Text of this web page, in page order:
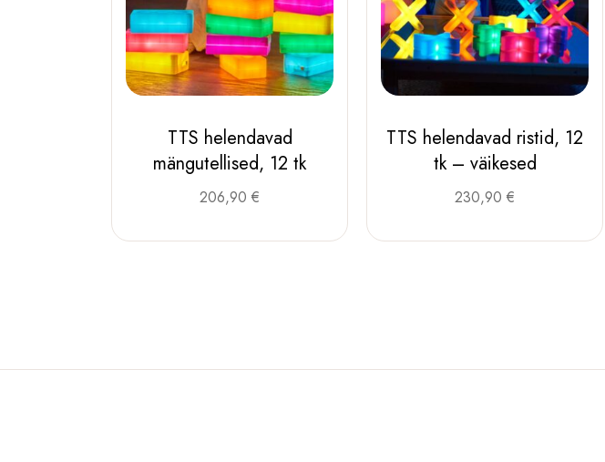
TTS helendavad
mängutellised, 12 tk
206,90 €
TTS helendavad ristid, 12
tk – väikesed
230,90 €